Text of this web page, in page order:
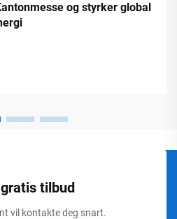
og styrker global
tilbud
vil kontakte deg snart.